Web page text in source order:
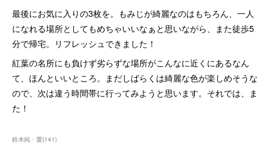
最後にお気に入りの3枚を。もみじが綺麗なのはもちろん、一人
になれる場所としてもめちゃいいなぁと思いながら、また徒歩5
分で帰宅。リフレッシュできました！
紅葉の名所にも負けず劣らずな場所がこんなに近くにあるなん
て、ほんといいところ。まだしばらくは綺麗な色が楽しめそうな
ので、次は違う時間帯に行ってみようと思います。それでは、ま
た！
鈴木純・愛(141)